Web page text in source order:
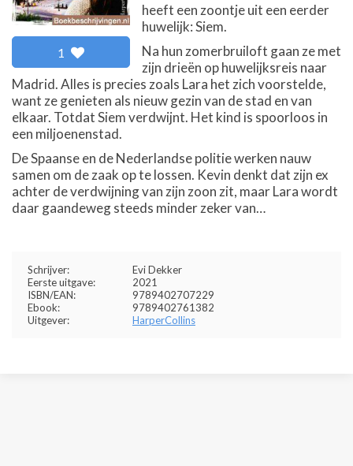
1
heeft een zoontje uit een eerder
huwelijk: Siem.
Na hun zomerbruiloft gaan ze met
zijn drieën op huwelijksreis naar
Madrid. Alles is precies zoals Lara het zich voorstelde,
want ze genieten als nieuw gezin van de stad en van
elkaar. Totdat Siem verdwijnt. Het kind is spoorloos in
een miljoenenstad.
De Spaanse en de Nederlandse politie werken nauw
samen om de zaak op te lossen. Kevin denkt dat zijn ex
achter de verdwijning van zijn zoon zit, maar Lara wordt
daar gaandeweg steeds minder zeker van…
Schrijver:
Evi Dekker
Eerste uitgave:
2021
ISBN/EAN:
9789402707229
Ebook:
9789402761382
Uitgever:
HarperCollins